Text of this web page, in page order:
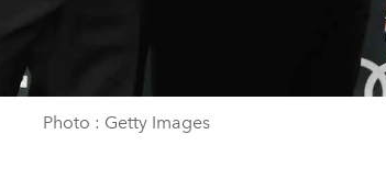
Photo : Getty Images